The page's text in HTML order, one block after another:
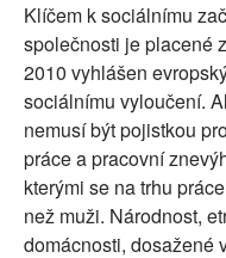
Klíčem k sociálnímu
společnosti je placené
2010 vyhlášen
sociálnímu vyloučení.
nemusí být pojistkou
práce a pracovní
kterými se na trhu
než muži. Národnost,
domácnosti, dosažené